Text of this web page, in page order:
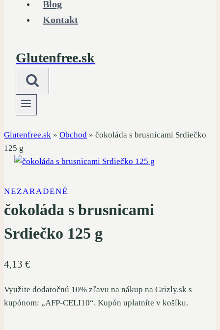
Blog
Kontakt
Glutenfree.sk
Glutenfree.sk » Obchod » čokoláda s brusnicami Srdiečko
125 g
NEZARADENÉ
čokoláda s brusnicami
Srdiečko 125 g
4,13 €
Využite dodatočnú 10% zľavu na nákup na Grizly.sk s
kupónom: „AFP-CELI10“. Kupón uplatníte v košíku.